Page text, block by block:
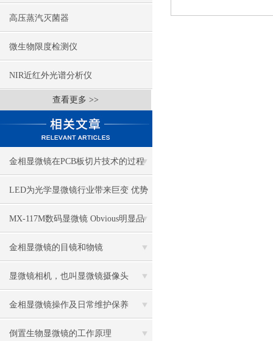
高压蒸汽灭菌器
微生物限度检测仪
NIR近红外光谱分析仪
查看更多 >>
金相显微镜在PCB板切片技术的过程
控制中的作用
LED为光学显微镜行业带来巨变 优势
比传统卤素更明显
MX-117M数码显微镜 Obvious明显品
牌值得推荐
金相显微镜的目镜和物镜
显微镜相机，也叫显微镜摄像头
金相显微镜操作及日常维护保养
倒置生物显微镜的工作原理